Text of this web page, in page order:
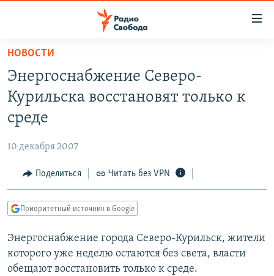
упрощенного
доступа
Вернуться
основному
Вернутся
Вернутся
поиску
ПОДКАСТЫ
АВТОРСКИЕ ПРОЕКТЫ
МНЕНИЯ
КУЛЬТУРА
КАВКАЗ.РЕАЛИИ
СЕВЕР.РЕАЛИИ
СИБИРЬ.РЕАЛИИ
НОВОСТИ
Энергоснабжение Северо-
Курильска восстановят только к
среде
10 декабря 2007
Поделиться Читать без VPN
Приоритетный источник в Google
Энергоснабжение города Северо-Курильск, жители
которого уже неделю остаются без света, власти
обещают восстановить только к среде.